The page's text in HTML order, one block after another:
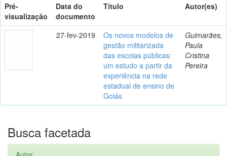
Pré-
visualização
Data do
documento
Título Autor(es)
27-fev-2019
Os novos modelos de
gestão militarizada
das escolas públicas:
um estudo a partir da
experiência na rede
estadual de ensino de
Goiás
Guimarães,
Paula
Cristina
Pereira
Busca facetada